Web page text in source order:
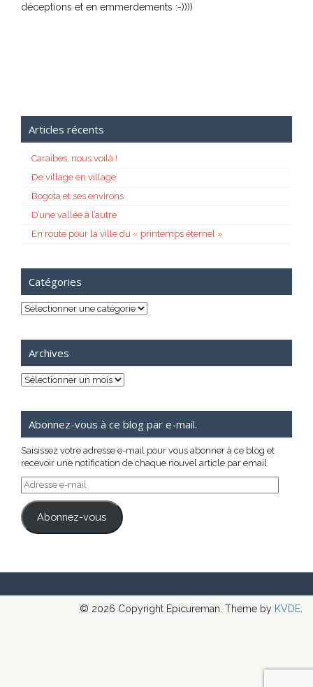
déceptions et en emmerdements :-))))
Articles récents
Caraïbes, nous voilà !
De village en village
Bogota et ses environs
D’une vallée à l’autre
En route pour la ville du « printemps éternel »
Catégories
Catégories
Archives
Archives
Abonnez-vous à ce blog par e-mail.
Saisissez votre adresse e-mail pour vous abonner à ce blog et
recevoir une notification de chaque nouvel article par email.
Adresse
e-
mail
Abonnez-vous
© 2026 Copyright Epicureman. Theme by KVDE